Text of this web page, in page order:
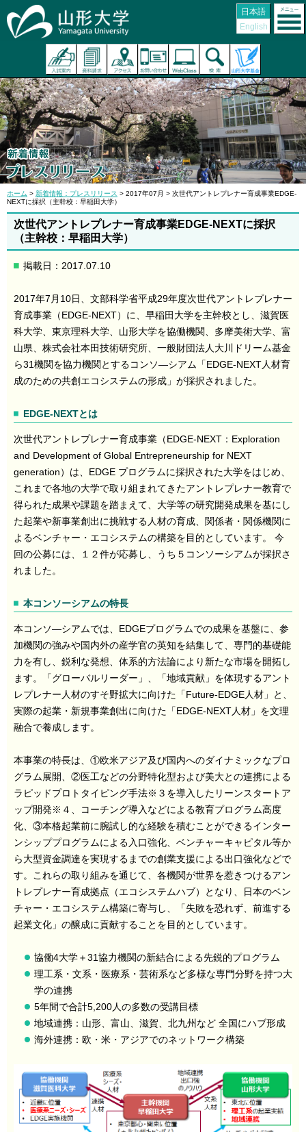
日本語
English
ホーム > 新着情報：プレスリリース > 2017年07月 > 次世代アントレプレナー育成事業EDGE-
NEXTに採択（主幹校：早稲田大学）
次世代アントレプレナー育成事業EDGE-NEXTに採択
（主幹校：早稲田大学）
掲載日：2017.07.10
2017年7月10日、文部科学省平成29年度次世代アントレプレナー
育成事業（EDGE-NEXT）に、早稲田大学を主幹校とし、滋賀医
科大学、東京理科大学、山形大学を協働機関、多摩美術大学、富
山県、株式会社本田技術研究所、一般財団法人大川ドリーム基金
ら31機関を協力機関とするコンソ―シアム「EDGE-NEXT人材育
成のための共創エコシステムの形成」が採択されました。
EDGE-NEXTとは
次世代アントレプレナー育成事業（EDGE-NEXT：Exploration
and Development of Global Entrepreneurship for NEXT
generation）は、EDGE プログラムに採択された大学をはじめ、
これまで各地の大学で取り組まれてきたアントレプレナー教育で
得られた成果や課題を踏まえて、大学等の研究開発成果を基にし
た起業や新事業創出に挑戦する人材の育成、関係者・関係機関に
よるベンチャー・エコシステムの構築を目的としています。 今
回の公募には、１２件が応募し、うち５コンソーシアムが採択さ
れました。
本コンソーシアムの特長
本コンソ―シアムでは、EDGEプログラムでの成果を基盤に、参
加機関の強みや国内外の産学官の英知を結集して、専門的基礎能
力を有し、鋭利な発想、体系的方法論により新たな市場を開拓し
ます。「グローバルリーダー」、「地域貢献」を体現するアント
レプレナー人材のすそ野拡大に向けた「Future-EDGE人材」と、
実際の起業・新規事業創出に向けた「EDGE-NEXT人材」を文理
融合で養成します。
本事業の特長は、①欧米アジア及び国内へのダイナミックなプロ
グラム展開、②医工などの分野特化型および美大との連携による
ラピッドプロトタイピング手法※３を導入したリーンスタートア
ップ開発※４、コーチング導入などによる教育プログラム高度
化、③本格起業前に腕試し的な経験を積むことができるインター
ンシッププログラムによる入口強化、ベンチャーキャピタル等か
ら大型資金調達を実現するまでの創業支援による出口強化などで
す。これらの取り組みを通じて、各機関が世界を惹きつけるアン
トレプレナー育成拠点（エコシステムハブ）となり、日本のベン
チャー・エコシステム構築に寄与し、「失敗を恐れず、前進する
起業文化」の醸成に貢献することを目的としています。
協働4大学＋31協力機関の新結合による先鋭的プログラム
理工系・文系・医療系・芸術系など多様な専門分野を持つ大
学の連携
5年間で合計5,200人の多数の受講目標
地域連携：山形、富山、滋賀、北九州など 全国にハブ形成
海外連携：欧・米・アジアでのネットワーク構築